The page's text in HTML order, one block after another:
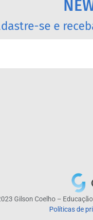
se e
Gilson Coelho –
Políticas de